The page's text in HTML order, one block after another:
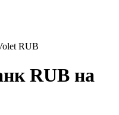
RUB
RUB на